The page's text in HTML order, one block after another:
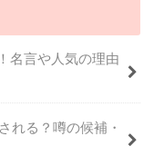
名言や人気の理由
れる？噂の候補・